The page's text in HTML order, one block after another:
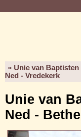
« Unie van Baptisten
Ned - Vredekerk
Unie van
Ned -